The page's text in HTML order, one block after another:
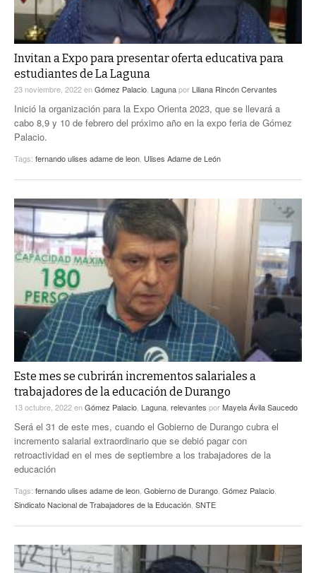
Invitan a Expo para presentar oferta educativa para
estudiantes de La Laguna
23 noviembre, 2022enGómez Palacio, Lagunapor Liliana Rincón Cervantes
Inició la organización para la Expo Orienta 2023, que se llevará a
cabo 8,9 y 10 de febrero del próximo año en la expo feria de Gómez
Palacio.
Tags: fernando ulises adame de leon, Ulises Adame de León
Este mes se cubrirán incrementos salariales a
trabajadores de la educación de Durango
13 octubre, 2022enGómez Palacio Laguna relevantes porMayela Ávila Saucedo
Será el 31 de este mes, cuando el Gobierno de Durango cubra el
incremento salarial extraordinario que se debió pagar con
retroactividad en el mes de septiembre a los trabajadores de la
educación
Tags: fernando ulises adame de leon Gobierno de Durango Gómez Palacio
Sindicato Nacional de Trabajadores de la Educación SNTE